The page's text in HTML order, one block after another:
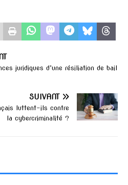
juridiques d’une résiliation de bail
SUIVANT
luttent-ils contre
la cybercriminalité ?